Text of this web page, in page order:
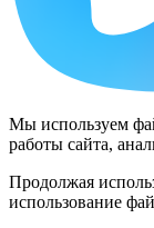
Мы используем
работы сайта,
Продолжая
использование